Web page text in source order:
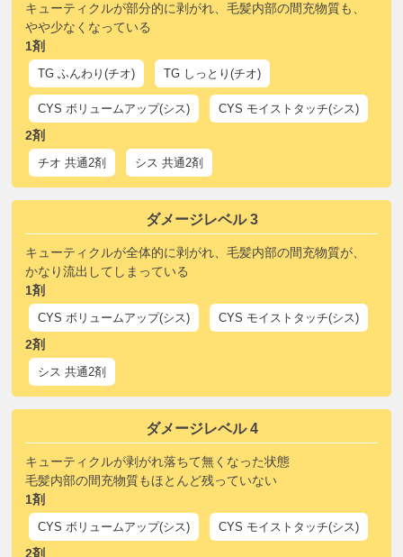
キューティクルが部分的に剥がれ、毛髪内部の間充物質も、
やや少なくなっている
1剤
TG ふんわり(チオ) TG しっとり(チオ)
CYS ボリュームアップ(シス) CYS モイストタッチ(シス)
2剤
チオ 共通2剤 シス 共通2剤
ダメージレベル 3
キューティクルが全体的に剥がれ、毛髪内部の間充物質が、
かなり流出してしまっている
1剤
CYS ボリュームアップ(シス) CYS モイストタッチ(シス)
2剤
シス 共通2剤
ダメージレベル 4
キューティクルが剥がれ落ちて無くなった状態
毛髪内部の間充物質もほとんど残っていない
1剤
CYS ボリュームアップ(シス) CYS モイストタッチ(シス)
2剤